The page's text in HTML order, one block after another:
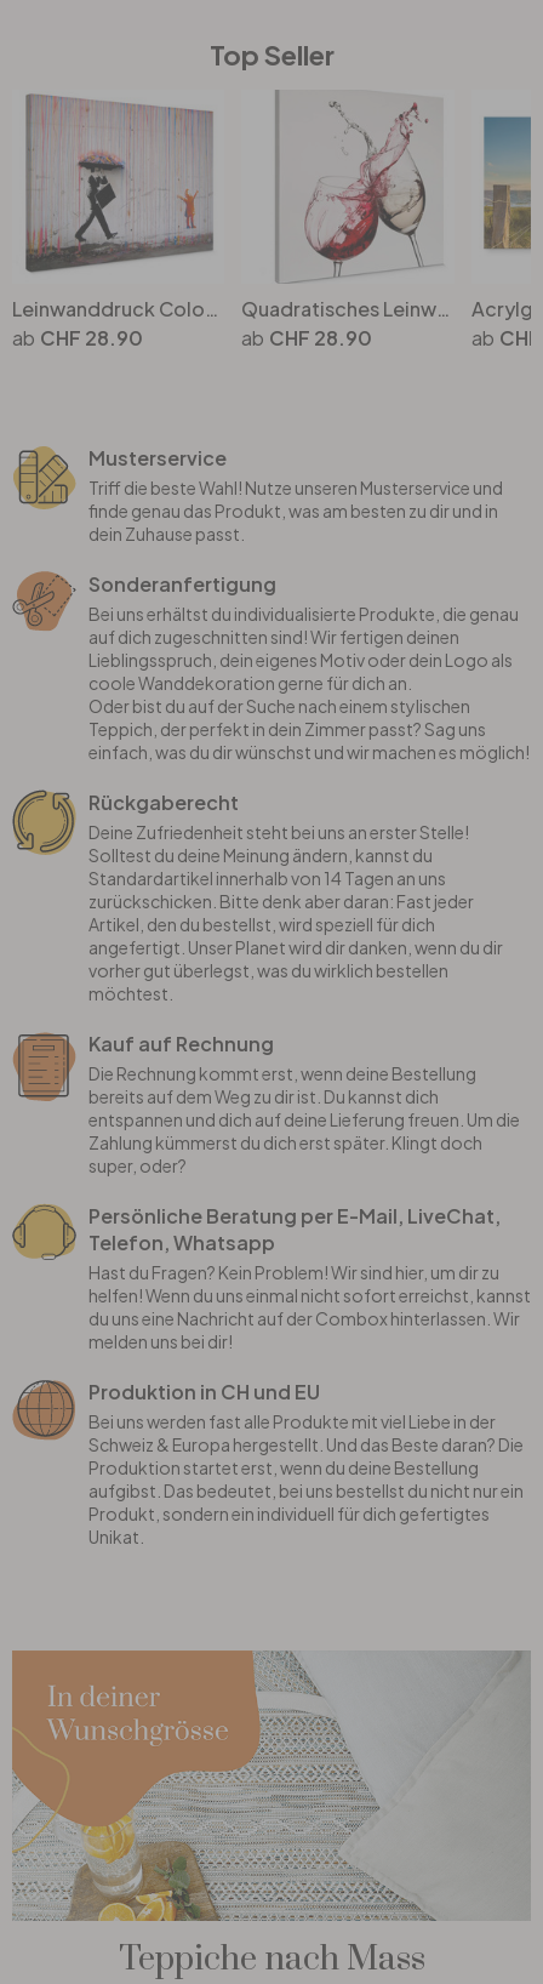
Top Seller
Leinwanddruck Coloured Rain von Banksy – Zeitlose Streetart für Ihr Zuhause
CHF 28.90
Quadratisches Leinwandbild Weingläser – Elegante Wanddeko für Weinliebhaber
CHF 28.90
Musterservice
Triff die beste Wahl! Nutze unseren Musterservice und
finde genau das Produkt, was am besten zu dir und in
dein Zuhause passt.
Sonderanfertigung
Bei uns erhältst du individualisierte Produkte, die genau
auf dich zugeschnitten sind! Wir fertigen deinen
Lieblingsspruch, dein eigenes Motiv oder dein Logo als
coole Wanddekoration gerne für dich an.
Oder bist du auf der Suche nach einem stylischen
Teppich, der perfekt in dein Zimmer passt? Sag uns
einfach, was du dir wünschst und wir machen es möglich!
Rückgaberecht
Deine Zufriedenheit steht bei uns an erster Stelle!
Solltest du deine Meinung ändern, kannst du
Standardartikel innerhalb von 14 Tagen an uns
zurückschicken. Bitte denk aber daran: Fast jeder
Artikel, den du bestellst, wird speziell für dich
angefertigt. Unser Planet wird dir danken, wenn du dir
vorher gut überlegst, was du wirklich bestellen
möchtest.
Kauf auf Rechnung
Die Rechnung kommt erst, wenn deine Bestellung
bereits auf dem Weg zu dir ist. Du kannst dich
entspannen und dich auf deine Lieferung freuen. Um die
Zahlung kümmerst du dich erst später. Klingt doch
super, oder?
Persönliche Beratung per E-Mail, LiveChat,
Telefon, Whatsapp
Hast du Fragen? Kein Problem! Wir sind hier, um dir zu
helfen! Wenn du uns einmal nicht sofort erreichst, kannst
du uns eine Nachricht auf der Combox hinterlassen. Wir
melden uns bei dir!
Produktion in CH und EU
Bei uns werden fast alle Produkte mit viel Liebe in der
Schweiz & Europa hergestellt. Und das Beste daran? Die
Produktion startet erst, wenn du deine Bestellung
aufgibst. Das bedeutet, bei uns bestellst du nicht nur ein
Produkt, sondern ein individuell für dich gefertigtes
Unikat.
Teppiche nach Mass